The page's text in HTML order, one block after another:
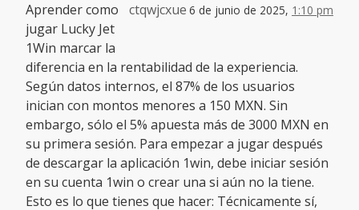
ctqwjcxue 6 de junio de 2025, 1:10 pm
Aprender como
jugar Lucky Jet
1Win marcar la
diferencia en la rentabilidad de la experiencia.
Según datos internos, el 87% de los usuarios
inician con montos menores a 150 MXN. Sin
embargo, sólo el 5% apuesta más de 3000 MXN en
su primera sesión. Para empezar a jugar después
de descargar la aplicación 1win, debe iniciar sesión
en su cuenta 1win o crear una si aún no la tiene.
Esto es lo que tienes que hacer: Técnicamente sí,